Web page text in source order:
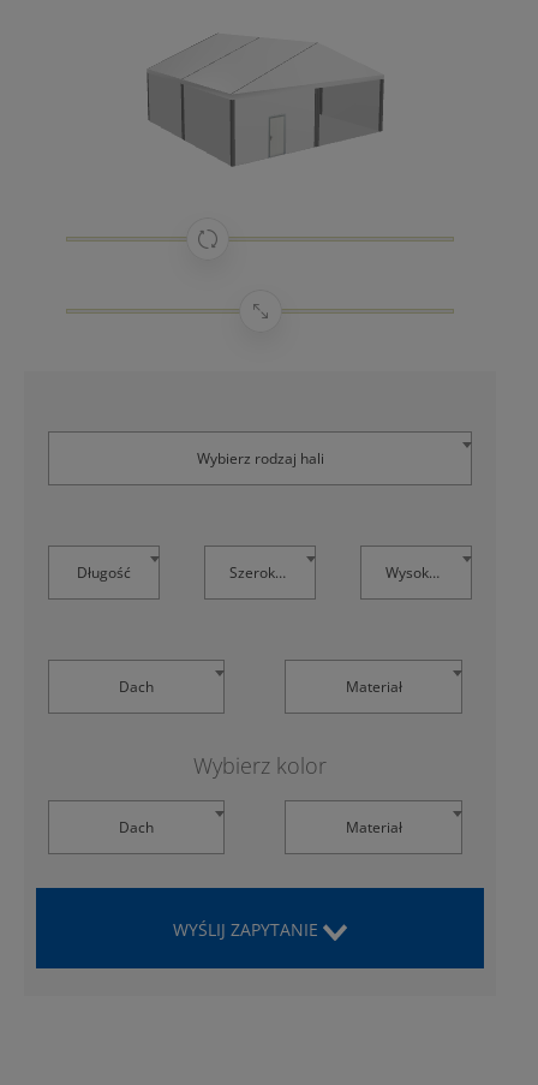
Wybierz rodzaj hali
Długość Szerokość Wysokość
Dach Materiał
Wybierz kolor
Dach Materiał
WYŚLIJ ZAPYTANIE